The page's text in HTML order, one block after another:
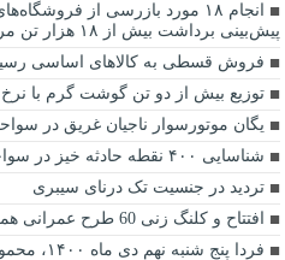
انجام ۱۸ مورد بازرسی از
پیش‌بینی برداشت بیش از ۱۸ هزار تن مرکبات در محمودآباد
فروش قسطی به کالاهای اساسی
توزیع بیش از دو تن گوشت گرم با نرخ
یگان موتورسوار ناجیان غریق در
شناسایی ۴۰۰ نقطه حادثه خیز در سواحل مازندران
تردید در جنسیت تک درنای سیبری
افتتاح و کلنگ زنی 60 طرح عمرانی همزمان با هفته دولت در محمودآباد
فردا پنج شنبه نهم دی ماه ۱۴۰۰، محمودآباد چه خبره؟